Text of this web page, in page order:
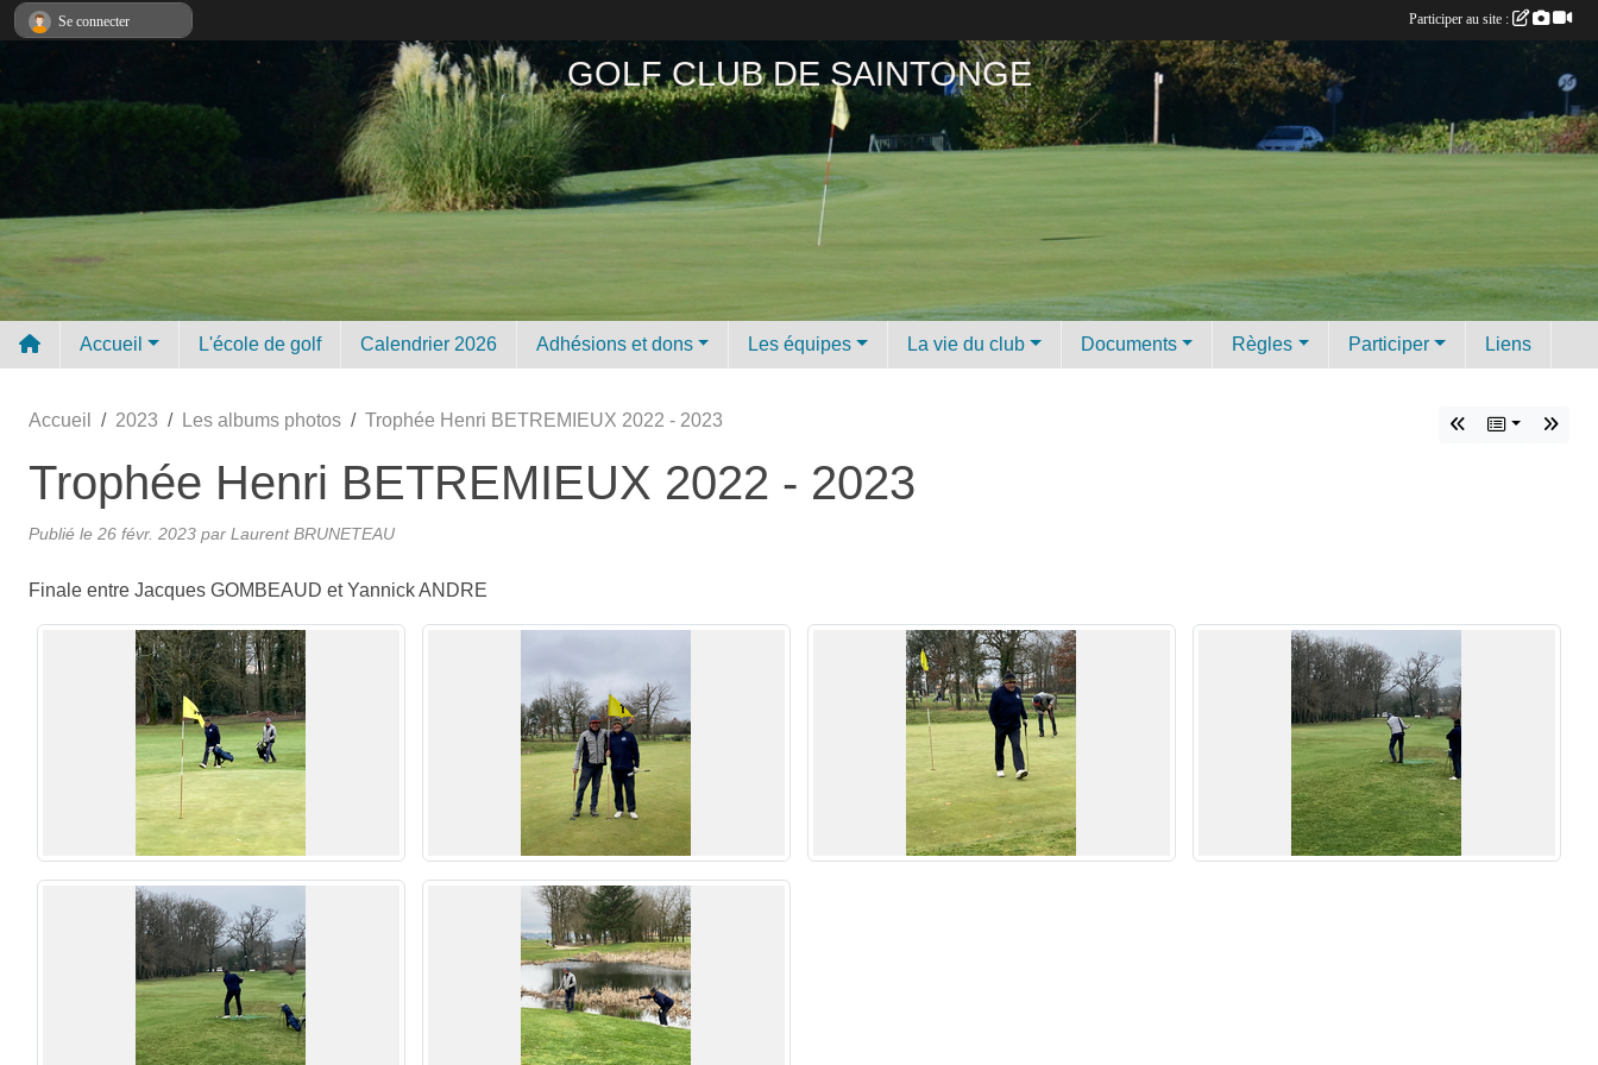
GOLF CLUB DE SAINTONGE
Accueil L'école de golf Calendrier 2026 Adhésions et dons Les équipes La vie du club Documents Règles Participer Liens
Accueil 2023 Les albums photos Trophée Henri BETREMIEUX 2022 - 2023
Trophée Henri BETREMIEUX 2022 - 2023
Publié le 26 févr. 2023 par Laurent BRUNETEAU
Finale entre Jacques GOMBEAUD et Yannick ANDRE
Se connecter Participer au site :
Panneau de gestion des cookies